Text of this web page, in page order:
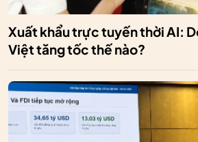
Xuất khẩu trực tuyến thời AI:
Việt tăng tốc thế nào?